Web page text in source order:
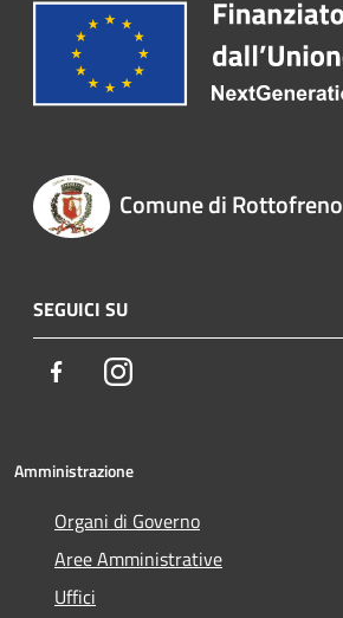
Comune di Rottofreno
SEGUICI SU
FacebookInstagram
Amministrazione
Organi di Governo
Aree Amministrative
Uffici